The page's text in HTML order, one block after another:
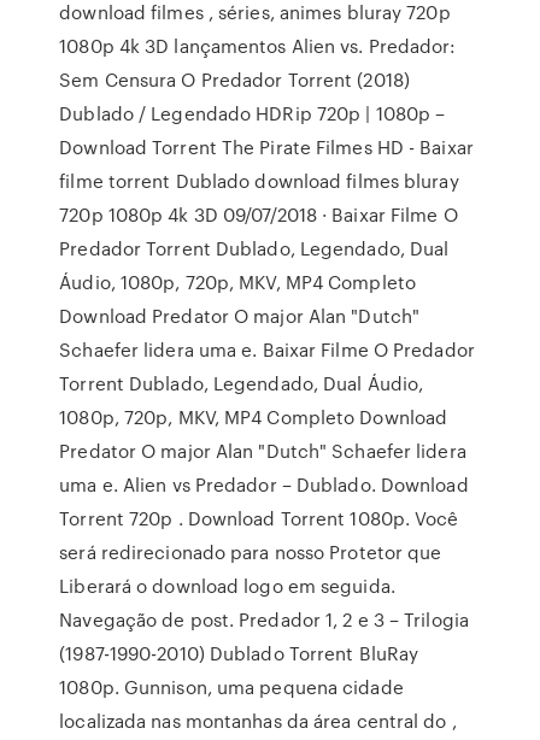
download filmes , séries, animes bluray 720p
1080p 4k 3D lançamentos Alien vs. Predador:
Sem Censura O Predador Torrent (2018)
Dublado / Legendado HDRip 720p | 1080p –
Download Torrent The Pirate Filmes HD - Baixar
filme torrent Dublado download filmes bluray
720p 1080p 4k 3D 09/07/2018 · Baixar Filme O
Predador Torrent Dublado, Legendado, Dual
Áudio, 1080p, 720p, MKV, MP4 Completo
Download Predator O major Alan "Dutch"
Schaefer lidera uma e. Baixar Filme O Predador
Torrent Dublado, Legendado, Dual Áudio,
1080p, 720p, MKV, MP4 Completo Download
Predator O major Alan "Dutch" Schaefer lidera
uma e. Alien vs Predador – Dublado. Download
Torrent 720p . Download Torrent 1080p. Você
será redirecionado para nosso Protetor que
Liberará o download logo em seguida.
Navegação de post. Predador 1, 2 e 3 – Trilogia
(1987-1990-2010) Dublado Torrent BluRay
1080p. Gunnison, uma pequena cidade
localizada nas montanhas da área central do ,